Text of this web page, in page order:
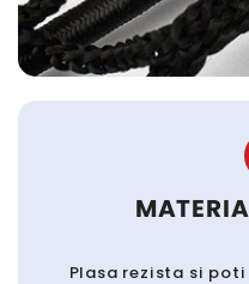
Plasa rezista si